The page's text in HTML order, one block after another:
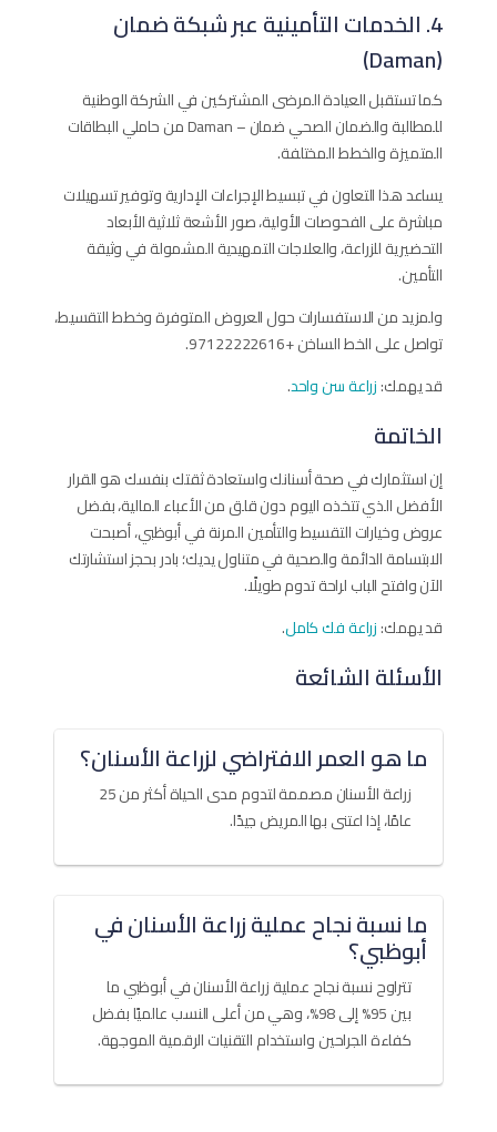
4. الخدمات التأمينية عبر شبكة ضمان
(Daman)
كما تستقبل العيادة المرضى المشتركين في الشركة الوطنية
للمطالبة والضمان الصحي ضمان – Daman من حاملي البطاقات
المتميزة والخطط المختلفة.
يساعد هذا التعاون في تبسيط الإجراءات الإدارية وتوفير تسهيلات
مباشرة على الفحوصات الأولية، صور الأشعة ثلاثية الأبعاد
التحضيرية للزراعة، والعلاجات التمهيدية المشمولة في وثيقة
التأمين.
ولمزيد من الاستفسارات حول العروض المتوفرة وخطط التقسيط،
تواصل على الخط الساخن +97122222616.
قد يهمك:زراعة سن واحد.
الخاتمة
إن استثمارك في صحة أسنانك واستعادة ثقتك بنفسك هو القرار
الأفضل الذي تتخذه اليوم دون قلق من الأعباء المالية، بفضل
عروض وخيارات التقسيط والتأمين المرنة في أبوظبي، أصبحت
الابتسامة الدائمة والصحية في متناول يديك؛ بادر بحجز استشارتك
الآن وافتح الباب لراحة تدوم طويلًا.
قد يهمك:زراعة فك كامل.
الأسئلة الشائعة
ما هو العمر الافتراضي لزراعة الأسنان؟
زراعة الأسنان مصممة لتدوم مدى الحياة أكثر من 25
عامًا، إذا اعتنى بها المريض جيدًا.
ما نسبة نجاح عملية زراعة الأسنان في
أبوظبي؟
تتراوح نسبة نجاح عملية زراعة الأسنان في أبوظبي ما
بين 95% إلى 98%، وهي من أعلى النسب عالميًا بفضل
كفاءة الجراحين واستخدام التقنيات الرقمية الموجهة.